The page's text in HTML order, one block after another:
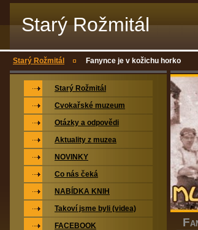
Starý Rožmitál
Starý Rožmitál Fanynce je v kožichu horko
F
Starý Rožmitál
Cvokařské muzeum
Otázky a odpovědi
Aktuality z muzea
NOVINKY
Co nás čeká
NABÍDKA KNIH
Takoví jsme byli (videa)
FACEBOOK